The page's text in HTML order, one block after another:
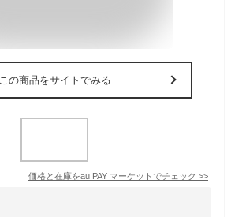
この商品をサイトでみる
価格と在庫をau PAY マーケット でチェック >>